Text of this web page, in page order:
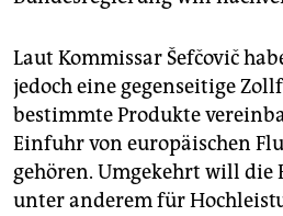
Laut Kommissar Šefčovič
jedoch eine gegenseitige
bestimmte Produkte
Einfuhr von europäischen
gehören. Umgekehrt will die
unter anderem für